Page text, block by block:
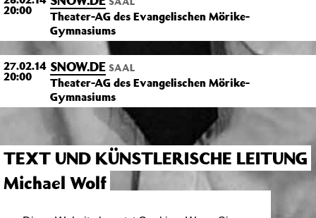
20:00
Theater-AG des Evangelischen Mörike-
Gymnasiums
27.02.14
20:00
SNOW.DE SAAL
Theater-AG des Evangelischen Mörike-
Gymnasiums
TEXT UND KÜNSTLERISCHE LEITUNG
Michael Wolf